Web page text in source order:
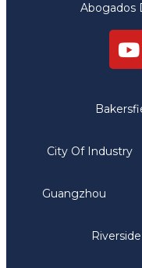
Abogados
City Of Industry
Guangzhou
Riverside